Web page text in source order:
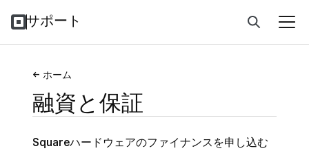
サポート
ホーム
融資と保証
Squareハードウェアのファイナンスを申し込む